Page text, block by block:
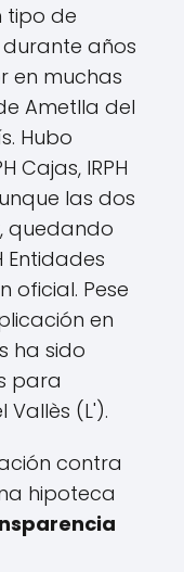
tipo de
durante años
en muchas
Ametlla del
Hubo
Cajas, IRPH
las dos
quedando
Entidades
oficial. Pese
en
ha sido
para
(L').
contra
hipoteca